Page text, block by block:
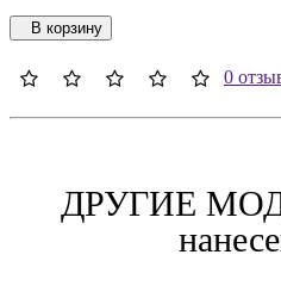
В корзину
0
ДРУГИЕ